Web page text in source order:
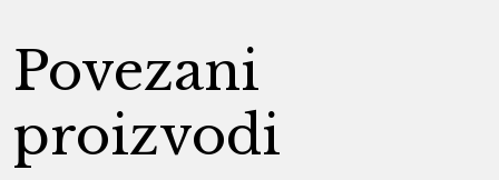
Povezani
proizvodi